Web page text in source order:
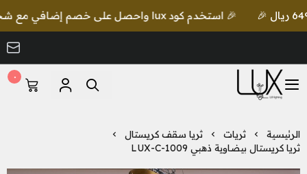
🎉 استخدم كود lux واحصل على خصم إضافي مع شحن مجاني للطلبات بقيمة 649 ريال 🎉
LUX Lighting
٠
الرئيسية ثريات
ثريا سقف كريستال
ثريا كريستال بيضاوية ذهبي LUX-C-1009